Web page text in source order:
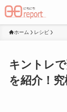
ホーム レシピ
キントレ
を紹介！